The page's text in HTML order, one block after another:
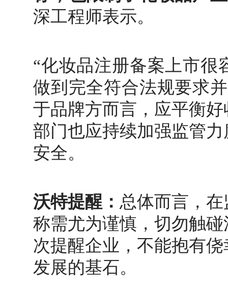
深工程师表示。
“化妆品注册备案上市很
做到完全符合法规要求
于品牌方而言，应平衡
部门也应持续加强监管
安全。
沃特提醒： 总体而言，
称需尤为谨慎，切勿触
次提醒企业，不能抱有
发展的基石。